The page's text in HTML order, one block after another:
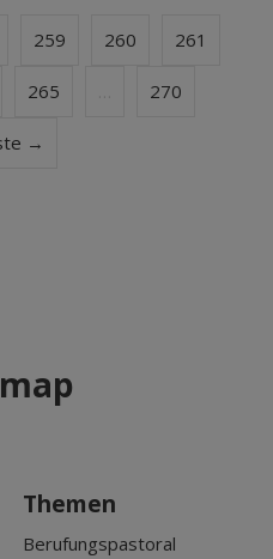
259 260 261
265 270
→
Themen
Berufungspastoral